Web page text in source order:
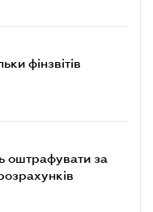
фінзвітів
оштрафувати за